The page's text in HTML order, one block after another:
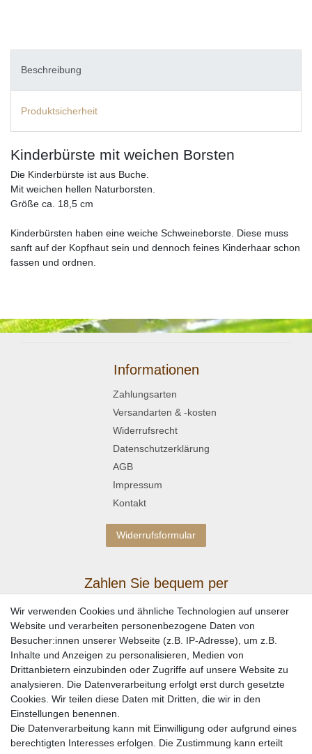
Beschreibung
Produktsicherheit
Kinderbürste mit weichen Borsten
Die Kinderbürste ist aus Buche.
Mit weichen hellen Naturborsten.
Größe ca. 18,5 cm
Kinderbürsten haben eine weiche Schweineborste. Diese muss
sanft auf der Kopfhaut sein und dennoch feines Kinderhaar schon
fassen und ordnen.
Informationen
Zahlungsarten
Versandarten & -kosten
Widerrufsrecht
Datenschutzerklärung
AGB
Impressum
Kontakt
Widerrufsformular
Zahlen Sie bequem per
Wir versenden mit
Wir verwenden Cookies und ähnliche Technologien auf unserer
Website und verarbeiten personenbezogene Daten von
Besucher:innen unserer Webseite (z.B. IP-Adresse), um z.B.
Inhalte und Anzeigen zu personalisieren, Medien von
Drittanbietern einzubinden oder Zugriffe auf unsere Website zu
analysieren. Die Datenverarbeitung erfolgt erst durch gesetzte
Cookies. Wir teilen diese Daten mit Dritten, die wir in den
Einstellungen benennen.
Die Datenverarbeitung kann mit Einwilligung oder aufgrund eines
berechtigten Interesses erfolgen. Die Zustimmung kann erteilt